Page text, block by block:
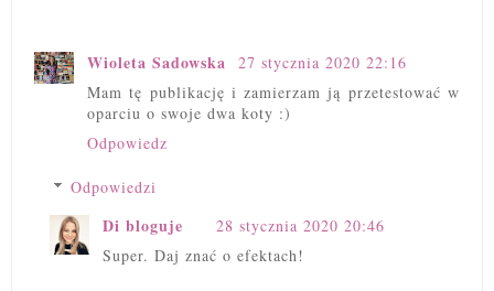
Wioleta Sadowska
27 stycznia 2020 22:16
Mam tę publikację i zamierzam ją przetestować w
oparciu o swoje dwa koty :)
Odpowiedz
Odpowiedzi
Di bloguje
28 stycznia 2020 20:46
Super. Daj znać o efektach!